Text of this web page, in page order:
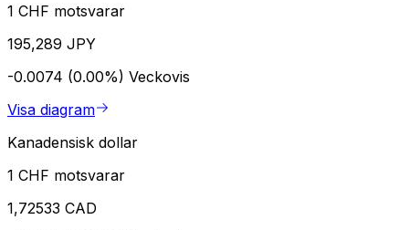
1 CHF motsvarar
195,289 JPY
-0.0074 (0.00%) Veckovis
Visa diagram
Kanadensisk dollar
1 CHF motsvarar
1,72533 CAD